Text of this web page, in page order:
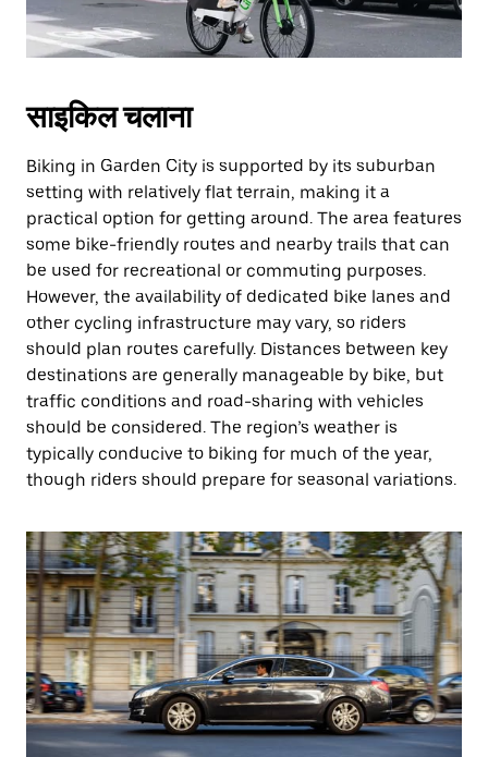
साइकिल चलाना
Biking in Garden City is supported by its suburban
setting with relatively flat terrain, making it a
practical option for getting around. The area features
some bike-friendly routes and nearby trails that can
be used for recreational or commuting purposes.
However, the availability of dedicated bike lanes and
other cycling infrastructure may vary, so riders
should plan routes carefully. Distances between key
destinations are generally manageable by bike, but
traffic conditions and road-sharing with vehicles
should be considered. The region’s weather is
typically conducive to biking for much of the year,
though riders should prepare for seasonal variations.